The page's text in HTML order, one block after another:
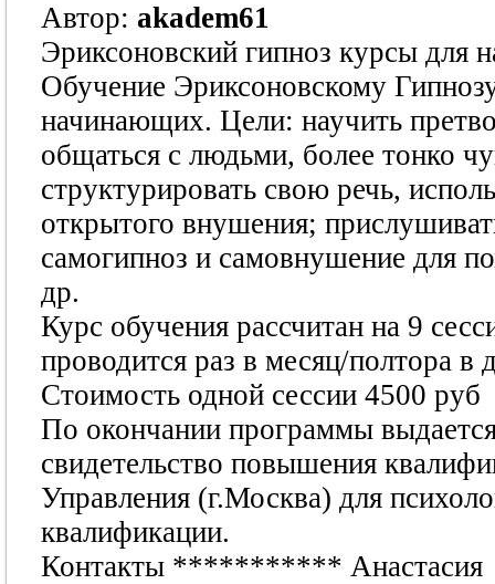
Автор: akadem61
Эриксоновский гипноз курсы для
Обучение Эриксоновскому
начинающих. Цели: научить
общаться с людьми, более тонко
структурировать свою речь,
открытого внушения;
самогипноз и самовнушение для
др.
Курс обучения рассчитан на 9
проводится раз в месяц/полтора
Стоимость одной сессии 4500 руб
По окончании программы
свидетельство повышения
Управления (г.Москва) для
квалификации.
Контакты *********** Анастасия